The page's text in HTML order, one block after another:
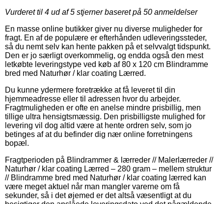
Vurderet til 4 ud af 5 stjerner baseret på 50 anmeldelser
En masse online butikker giver nu diverse muligheder for
fragt. En af de populære er efterhånden udleveringssteder,
så du nemt selv kan hente pakken på et selvvalgt tidspunkt.
Den er jo særligt overkommelig, og endda også den mest
letkøbte leveringstype ved køb af 80 x 120 cm Blindramme
bred med Naturhør / klar coating Lærred.
Du kunne ydermere foretrække at få leveret til din
hjemmeadresse eller til adressen hvor du arbejder.
Fragtmuligheden er ofte en anelse mindre prisbillig, men
tillige ultra hensigtsmæssig. Den prisbilligste mulighed for
levering vil dog altid være at hente ordren selv, som jo
betinges af at du befinder dig nær online forretningens
bopæl.
Fragtperioden på Blindrammer & lærreder // Malerlærreder //
Naturhør / klar coating Lærred – 280 gram – mellem struktur
// Blindramme bred med Naturhør / klar coating lærred kan
være meget aktuel når man mangler varerne om få
sekunder, så i det øjemed er det altså væsentligt at du